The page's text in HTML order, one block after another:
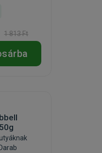
1 813 Ft